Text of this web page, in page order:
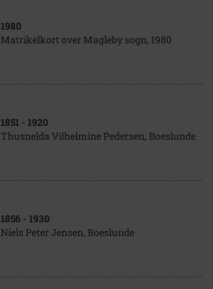
1980
Matrikelkort over Magleby sogn, 1980
1851 - 1920
Thusnelda Vilhelmine Pedersen, Boeslunde
1856 - 1930
Niels Peter Jensen, Boeslunde